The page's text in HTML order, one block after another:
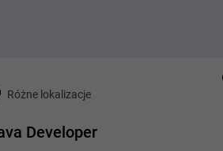
Różne lokalizacje
Developer